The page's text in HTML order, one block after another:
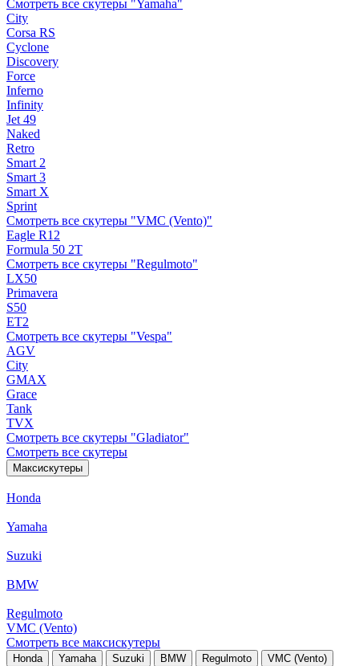
Смотреть все скутеры "Yamaha"
City
Corsa RS
Cyclone
Discovery
Force
Inferno
Infinity
Jet 49
Naked
Retro
Smart 2
Smart 3
Smart X
Sprint
Смотреть все скутеры "VMC (Vento)"
Eagle R12
Formula 50 2Т
Смотреть все скутеры "Regulmoto"
LX50
Primavera
S50
ET2
Смотреть все скутеры "Vespa"
AGV
City
GMAX
Grace
Tank
TVX
Смотреть все скутеры "Gladiator"
Смотреть все скутеры
Максискутеры
Honda
Yamaha
Suzuki
BMW
Regulmoto
VMC (Vento)
Смотреть все максискутеры
Honda Yamaha Suzuki BMW Regulmoto VMC (Vento)